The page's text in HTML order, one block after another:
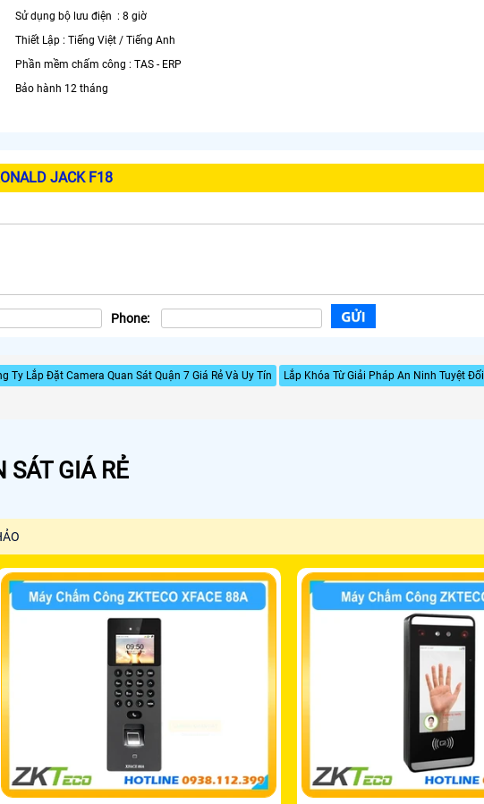
Sử dụng bộ lưu điện : 8 giờ
Thiết Lập : Tiếng Việt / Tiếng Anh
Phần mềm chấm công : TAS - ERP
Bảo hành 12 tháng
JACK F18
Phone:
Ty Lắp Đặt Camera Quan Sát Quận 7 Giá Rẻ Và Uy Tín Lắp Khóa Từ Giải Pháp An Ninh Tuyệt Đối
GIÁ RẺ